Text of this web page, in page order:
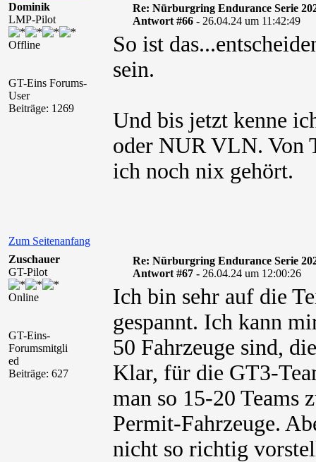
Dominik
LMP-Pilot
Offline
GT-Eins Forums-
User
Beiträge: 1269
Re: Nürburgring Endurance Serie
Antwort #66 - 26.04.24 um 11:42:49
So ist
sein.
Und bis jetzt kenne
oder NUR VLN. Von
ich noch nix gehört.
Zum Seitenanfang
Zuschauer
GT-Pilot
Online
GT-Eins-
Forumsmitgli
ed
Beiträge: 627
Re: Nürburgring Endurance Serie
Antwort #67 - 26.04.24 um 12:00:26
Ich bin sehr auf die
gespannt. Ich kann
50 Fahrzeuge sind,
Klar, für die GT3-
man so 15-20 Teams
Permit-Fahrzeuge.
nicht so richtig